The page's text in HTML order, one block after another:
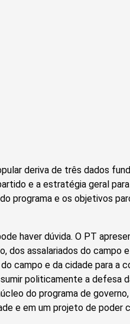
deriva de três dados
e a estratégia geral
programa e os objetivos
haver dúvida. O PT
dos assalariados do campo
campo e da cidade para a
politicamente a defesa
do programa de
e em um projeto de poder